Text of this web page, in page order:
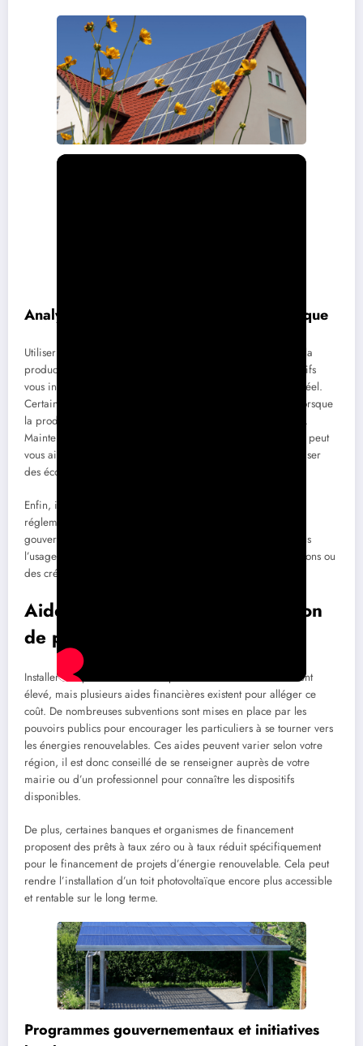
Analyse et suivi de la production énergétique
Utiliser un système de monitoring vous permettra d’analyser la
production d’énergie de vos panneaux solaires. Ces dispositifs
vous informent sur l’efficacité de votre installation en temps réel.
Certaines applications mobiles peuvent même vous alerter lorsque
la production diminue, vous incitant à intervenir rapidement.
Maintenir un œil sur votre production et votre consommation peut
vous aider à mieux gérer vos besoins énergétiques et à réaliser
des économies significatives.
Enfin, il est important de rester informé des évolutions de la
réglementation et des dispositifs d’aides financières. Les
gouvernements et les collectivités encouragent de plus en plus
l’usage de l’énergie solaire, et cela peut inclure des subventions ou
des crédits d’impôt pour vous alléger financièrement.
Aides financières pour l’installation
de panneaux solaires
Installer des panneaux solaires peut sembler un investissement
élevé, mais plusieurs aides financières existent pour alléger ce
coût. De nombreuses subventions sont mises en place par les
pouvoirs publics pour encourager les particuliers à se tourner vers
les énergies renouvelables. Ces aides peuvent varier selon votre
région, il est donc conseillé de se renseigner auprès de votre
mairie ou d’un professionnel pour connaître les dispositifs
disponibles.
De plus, certaines banques et organismes de financement
proposent des prêts à taux zéro ou à taux réduit spécifiquement
pour le financement de projets d’énergie renouvelable. Cela peut
rendre l’installation d’un toit photovoltaïque encore plus accessible
et rentable sur le long terme.
Programmes gouvernementaux et initiatives